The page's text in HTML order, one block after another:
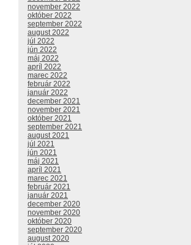
november 2022
október 2022
september 2022
august 2022
júl 2022
jún 2022
máj 2022
apríl 2022
marec 2022
február 2022
január 2022
december 2021
november 2021
október 2021
september 2021
august 2021
júl 2021
jún 2021
máj 2021
apríl 2021
marec 2021
február 2021
január 2021
december 2020
november 2020
október 2020
september 2020
august 2020